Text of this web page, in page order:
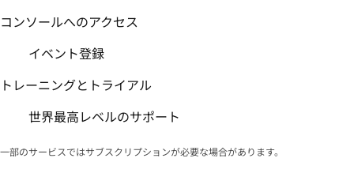
コンソールへのアクセス
イベント登録
トレーニングとトライアル
世界最高レベルのサポート
一部のサービスではサブスクリプションが必要な場合があります。